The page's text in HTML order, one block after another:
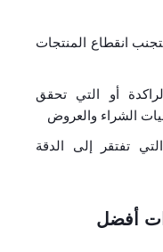
انقطاع المنتجات
أو التي تحقق
الشراء والعروض
تفتقر إلى الدقة